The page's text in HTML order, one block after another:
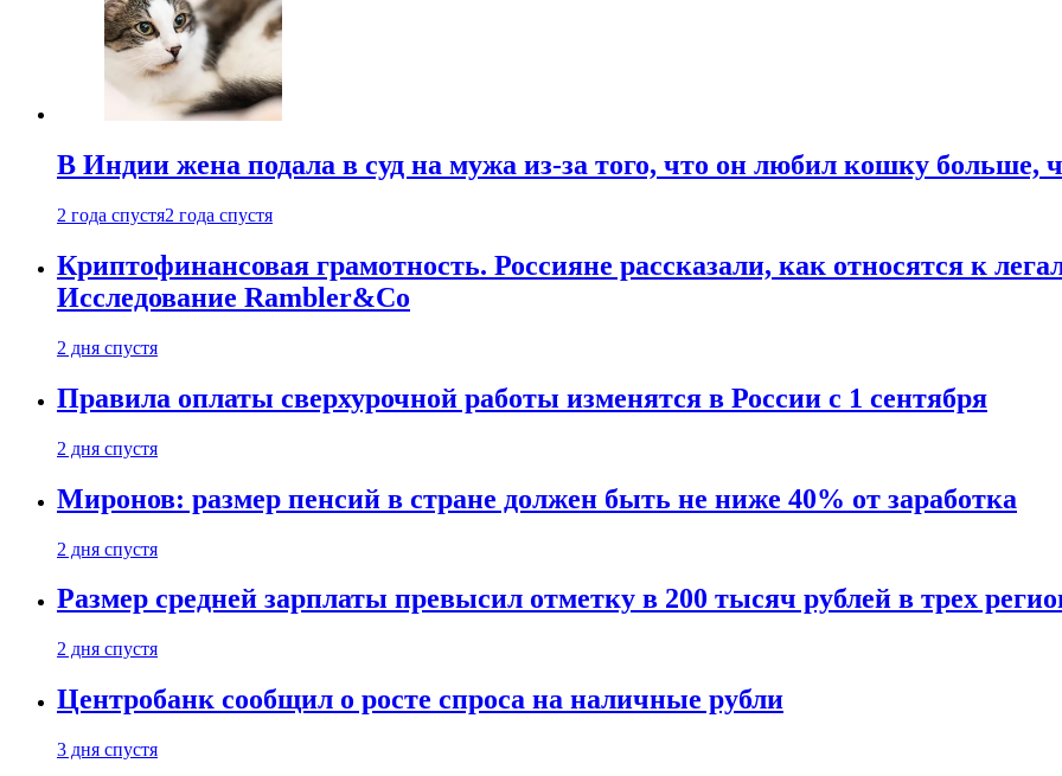
В Индии жена подала в суд на мужа из-за того, что он любил кошку больше,
2 года спустя2 года спустя
Криптофинансовая грамотность. Россияне рассказали, как относятся к
Исследование Rambler&Co
2 дня спустя
Правила оплаты сверхурочной работы изменятся в России с 1 сентября
2 дня спустя
Миронов: размер пенсий в стране должен быть не ниже 40% от заработка
2 дня спустя
Размер средней зарплаты превысил отметку в 200 тысяч рублей в трех
2 дня спустя
Центробанк сообщил о росте спроса на наличные рубли
3 дня спустя